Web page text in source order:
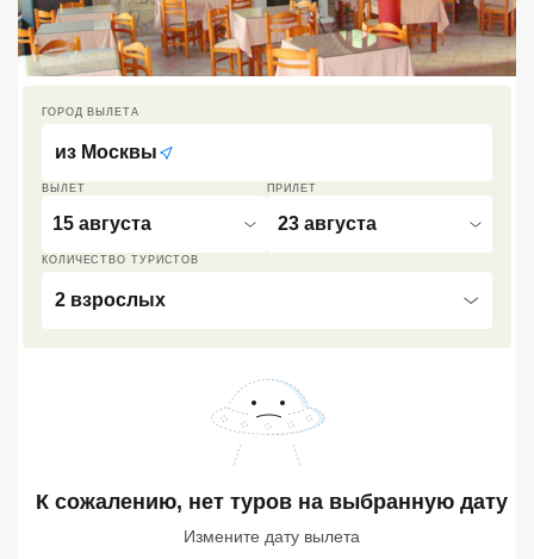
ВЫЛЕТ
15 августа
ПРИЛЕТ
23 августа
КОЛИЧЕСТВО ТУРИСТОВ
2 взрослых
ГОРОД ВЫЛЕТА
из Москвы
К сожалению, нет туров на выбранную дату
Измените дату вылета
Абхазия
Большой Сочи
Кав Мин Воды
Экскурсионные туры
ТОП 10 лучших отелей 5*
Лучшие отели 3* звезды